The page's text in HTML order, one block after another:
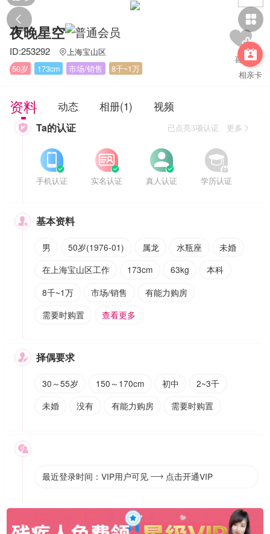
 

相亲卡
夜晚星空
ID:253292 上海宝山区
50岁
173cm 市场/销售 8千~1万
资料 动态 相册(1) 视频
 Ta的认证 已点亮3项认证 更多


手机认证


实名认证


真人认证


学历认证
 基本资料
男 50岁(1976-01) 属龙 水瓶座
未婚
在上海宝山区工作
173cm 63kg
本科
8千~1万
市场/销售
有能力购房
需要时购置
查看更多
 择偶要求
30～55岁 150～170cm 初中
2~3千
未婚
没有 有能力购房 需要时购置

最近登录时间：VIP用户可见  点击开通VIP